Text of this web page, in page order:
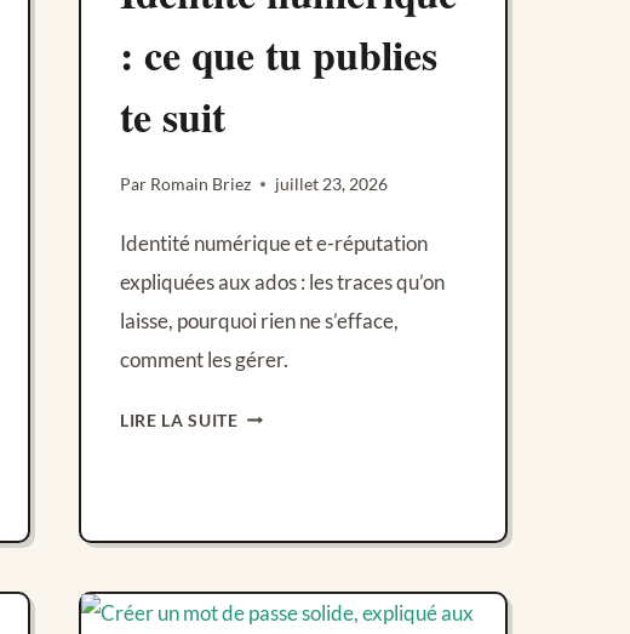
: ce que tu publies
te suit
Par Romain Briez juillet 23, 2026
Identité numérique et e-réputation
expliquées aux ados : les traces qu’on
laisse, pourquoi rien ne s’efface,
comment les gérer.
LIRE LA SUITEIDENTITÉ
TU